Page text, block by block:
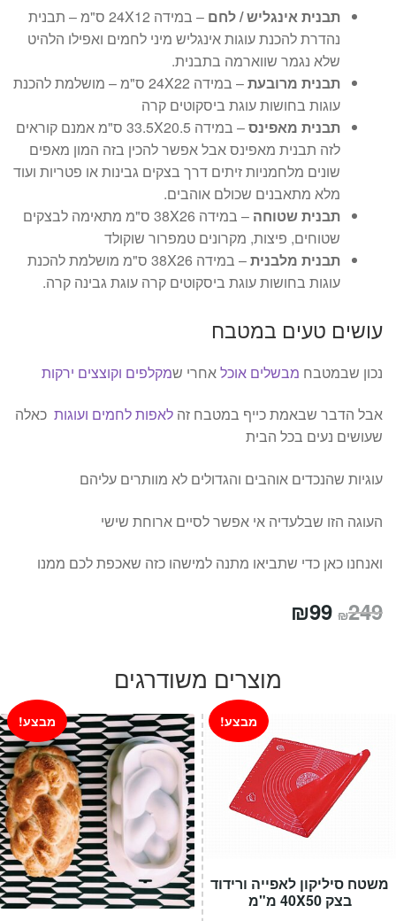
תבנית אינגליש / לחם
– במידה 24X12 ס"מ – תבנית
נהדרת להכנת עוגות אינגליש מיני לחמים ואפילו הלהיט
שלא נגמר שווארמה בתבנית.
תבנית מרובעת
– במידה 24X22 ס"מ – מושלמת להכנת
עוגות בחושות עוגת ביסקוטים קרה
תבנית מאפינס
– במידה 33.5X20.5 ס"מ אמנם קוראים
לזה תבנית מאפינס אבל אפשר להכין בזה המון מאפים
שונים מלחמניות זיתים דרך בצקים גבינות או פטריות ועוד
מלא מתאבנים שכולם אוהבים.
תבנית שטוחה
– במידה 38X26 ס"מ מתאימה לבצקים
שטוחים, פיצות, מקרונים טמפרור שוקולד
תבנית מלבנית
– במידה 38X26 ס"מ מושלמת להכנת
עוגות בחושות עוגת ביסקוטים קרה עוגת גבינה קרה.
עושים טעים במטבח
נכון שבמטבח מבשלים אוכלאחרי שמקלפים וקוצצים ירקות
אבל הדבר שבאמת כייף במטבח זה לאפות לחמים ועוגות כאלה
שעושים נעים בכל הבית
עוגיות שהנכדים אוהבים והגדולים לא מוותרים עליהם
העוגה הזו שבלעדיה אי אפשר לסיים ארוחת שישי
ואנחנו כאן כדי שתביאו מתנה למישהו כזה שאכפת לכם ממנו
₪249 המחיר
₪99
הוא:
₪99.
מוצרים משודרגים
מבצע!
משטח סיליקון לאפייה ורידוד
בצק 40X50 מ"מ
מבצע!